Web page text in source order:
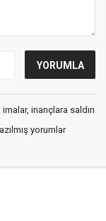
inançlara saldırı
yorumlar